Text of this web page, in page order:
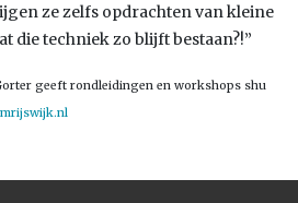
ze zelfs opdrachten van kleine
die techniek zo blijft bestaan?!”
geeft rondleidingen en workshops shu